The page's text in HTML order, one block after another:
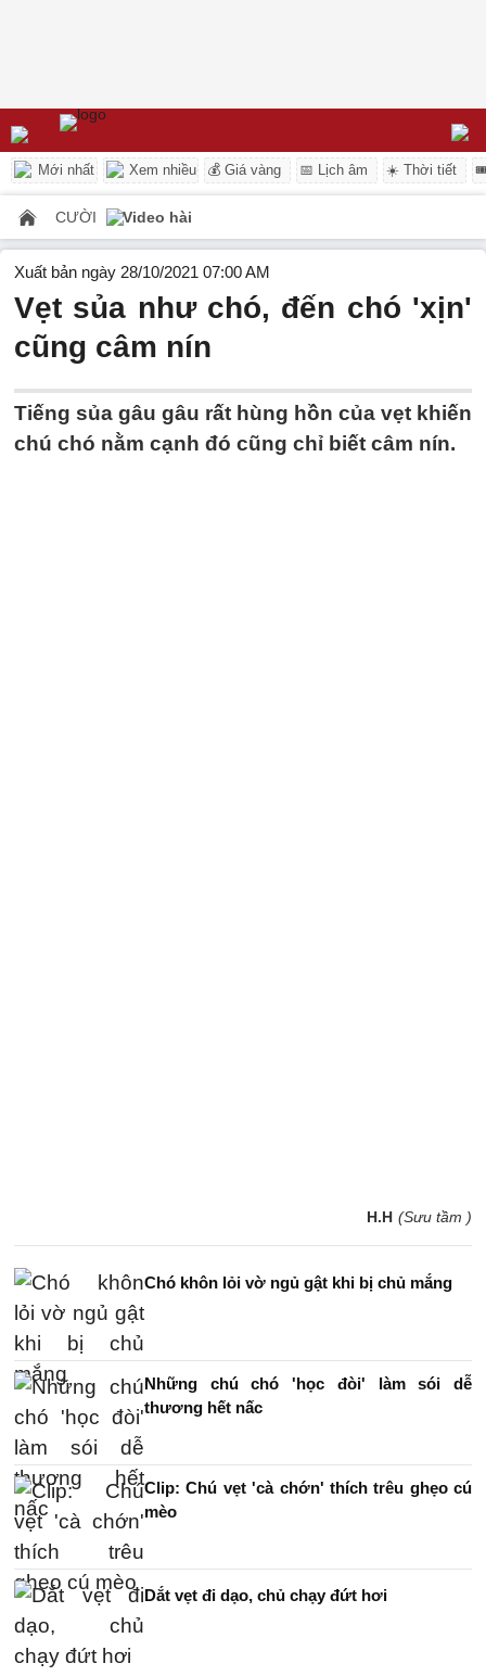
Mới nhất Xem nhiều 💰 Giá vàng 📅 Lịch âm ☀️ Thời tiết
CƯỜI Video hài
Xuất bản ngày 28/10/2021 07:00 AM
Vẹt sủa như chó, đến chó 'xịn'
cũng câm nín
Tiếng sủa gâu gâu rất hùng hồn của vẹt khiến
chú chó nằm cạnh đó cũng chỉ biết câm nín.
H.H (Sưu tầm )
Chó khôn lỏi vờ ngủ gật khi bị chủ mắng
Những chú chó 'học đòi' làm sói dễ
thương hết nấc
Clip: Chú vẹt 'cà chớn' thích trêu ghẹo cú
mèo
Dắt vẹt đi dạo, chủ chạy đứt hơi